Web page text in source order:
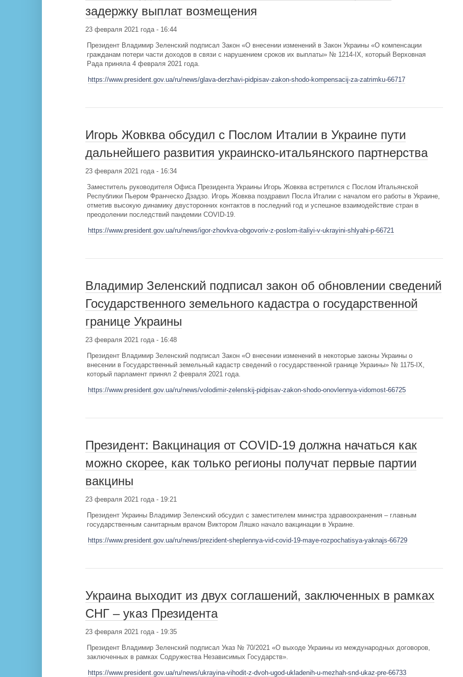
задержку выплат возмещения
23 февраля 2021 года - 16:44
Президент Владимир Зеленский подписал Закон «О внесении изменений в Закон Украины «О компенсации
гражданам потери части доходов в связи с нарушением сроков их выплаты» № 1214-IX, который Верховная
Рада приняла 4 февраля 2021 года.
https://www.president.gov.ua/ru/news/glava-derzhavi-pidpisav-zakon-shodo-kompensacij-za-zatrimku-66717
Игорь Жовква обсудил с Послом Италии в Украине пути
дальнейшего развития украинско-итальянского партнерства
23 февраля 2021 года - 16:34
Заместитель руководителя Офиса Президента Украины Игорь Жовква встретился с Послом Итальянской
Республики Пьером Франческо Дзадзо. Игорь Жовква поздравил Посла Италии с началом его работы в Украине,
отметив высокую динамику двусторонних контактов в последний год и успешное взаимодействие стран в
преодолении последствий пандемии COVID-19.
https://www.president.gov.ua/ru/news/igor-zhovkva-obgovoriv-z-poslom-italiyi-v-ukrayini-shlyahi-p-66721
Владимир Зеленский подписал закон об обновлении сведений
Государственного земельного кадастра о государственной
границе Украины
23 февраля 2021 года - 16:48
Президент Владимир Зеленский подписал Закон «О внесении изменений в некоторые законы Украины о
внесении в Государственный земельный кадастр сведений о государственной границе Украины» № 1175-IX,
который парламент принял 2 февраля 2021 года.
https://www.president.gov.ua/ru/news/volodimir-zelenskij-pidpisav-zakon-shodo-onovlennya-vidomost-66725
Президент: Вакцинация от COVID-19 должна начаться как
можно скорее, как только регионы получат первые партии
вакцины
23 февраля 2021 года - 19:21
Президент Украины Владимир Зеленский обсудил с заместителем министра здравоохранения – главным
государственным санитарным врачом Виктором Ляшко начало вакцинации в Украине.
https://www.president.gov.ua/ru/news/prezident-sheplennya-vid-covid-19-maye-rozpochatisya-yaknajs-66729
Украина выходит из двух соглашений, заключенных в рамках
СНГ – указ Президента
23 февраля 2021 года - 19:35
Президент Владимир Зеленский подписал Указ № 70/2021 «О выходе Украины из международных договоров,
заключенных в рамках Содружества Независимых Государств».
https://www.president.gov.ua/ru/news/ukrayina-vihodit-z-dvoh-ugod-ukladenih-u-mezhah-snd-ukaz-pre-66733